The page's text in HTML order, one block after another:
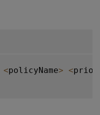
<policyName> <